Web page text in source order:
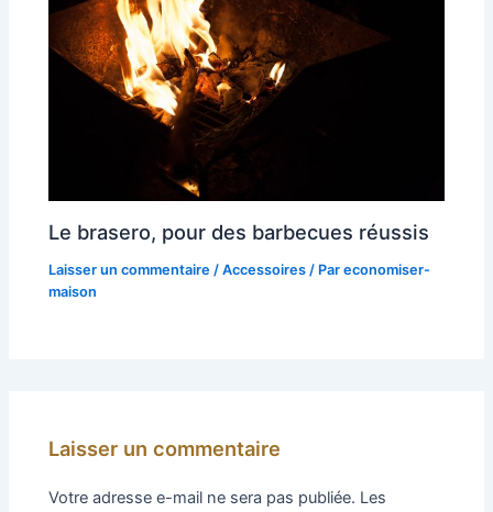
Le brasero, pour des barbecues réussis
Laisser un commentaire /Accessoires / Pareconomiser-
maison
Laisser un commentaire
Votre adresse e-mail ne sera pas publiée. Les